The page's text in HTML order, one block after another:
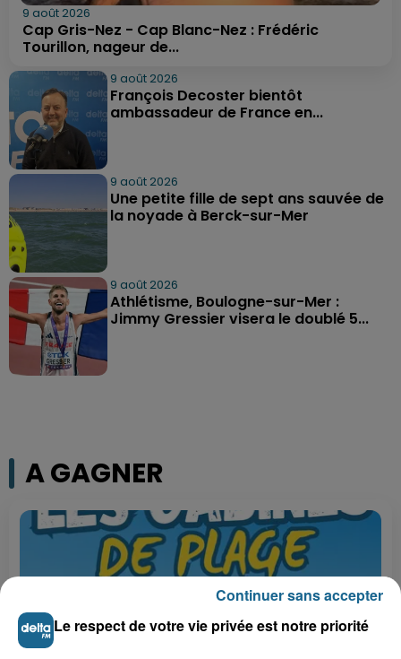
9 août 2026
Cap Gris-Nez - Cap Blanc-Nez : Frédéric
Tourillon, nageur de...
9 août 2026
François Decoster bientôt
ambassadeur de France en...
9 août 2026
Une petite fille de sept ans sauvée de
la noyade à Berck-sur-Mer
9 août 2026
Athlétisme, Boulogne-sur-Mer :
Jimmy Gressier visera le doublé 5...
A GAGNER
Le respect de votre vie privée est notre priorité
Continuer sans accepter